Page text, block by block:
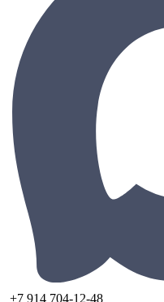
+7 914 704-12-48